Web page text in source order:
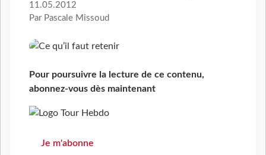
11.05.2012
Par Pascale Missoud
Pour poursuivre la lecture de ce contenu,
abonnez-vous dès maintenant
Je m'abonne